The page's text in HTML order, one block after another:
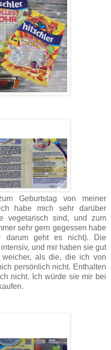
Geburtstag von meiner
habe mich sehr darüber
vegetarisch sind, und zum
sehr gern gegessen habe
darum geht es nicht). Die
und mir haben sie gut
als die, die ich von
persönlich nicht. Enthalten
nicht. Ich würde sie mir bei